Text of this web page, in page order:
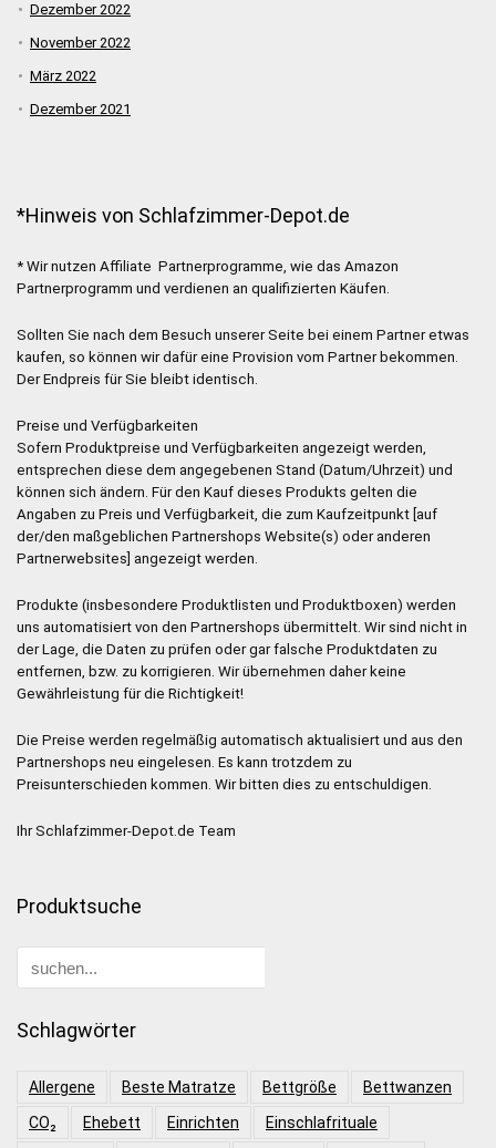
Dezember 2022
November 2022
März 2022
Dezember 2021
*Hinweis von Schlafzimmer-Depot.de
* Wir nutzen Affiliate Partnerprogramme, wie das Amazon
Partnerprogramm und verdienen an qualifizierten Käufen.
Sollten Sie nach dem Besuch unserer Seite bei einem Partner etwas
kaufen, so können wir dafür eine Provision vom Partner bekommen.
Der Endpreis für Sie bleibt identisch.
Preise und Verfügbarkeiten
Sofern Produktpreise und Verfügbarkeiten angezeigt werden,
entsprechen diese dem angegebenen Stand (Datum/Uhrzeit) und
können sich ändern. Für den Kauf dieses Produkts gelten die
Angaben zu Preis und Verfügbarkeit, die zum Kaufzeitpunkt [auf
der/den maßgeblichen Partnershops Website(s) oder anderen
Partnerwebsites] angezeigt werden.
Produkte (insbesondere Produktlisten und Produktboxen) werden
uns automatisiert von den Partnershops übermittelt. Wir sind nicht in
der Lage, die Daten zu prüfen oder gar falsche Produktdaten zu
entfernen, bzw. zu korrigieren. Wir übernehmen daher keine
Gewährleistung für die Richtigkeit!
Die Preise werden regelmäßig automatisch aktualisiert und aus den
Partnershops neu eingelesen. Es kann trotzdem zu
Preisunterschieden kommen. Wir bitten dies zu entschuldigen.
Ihr Schlafzimmer-Depot.de Team
Produktsuche
Schlagwörter
Allergene Beste Matratze Bettgröße
Bettwanzen
CO₂
Ehebett Einrichten
Einschlafrituale